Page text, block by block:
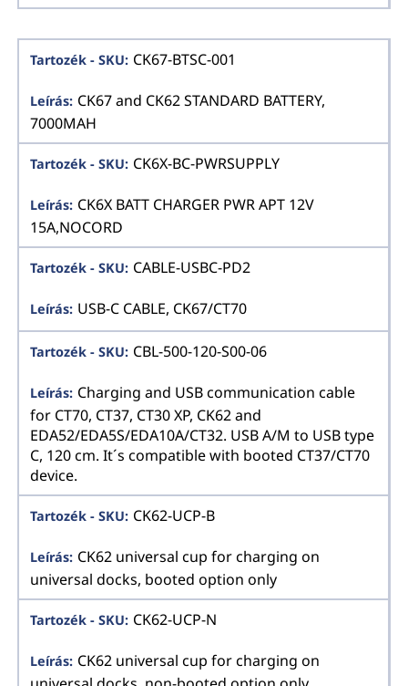
CK67-BTSC-001
CK67 and CK62 STANDARD BATTERY,
7000MAH
CK6X-BC-PWRSUPPLY
CK6X BATT CHARGER PWR APT 12V
15A,NOCORD
CABLE-USBC-PD2
USB-C CABLE, CK67/CT70
CBL-500-120-S00-06
Charging and USB communication cable
for CT70, CT37, CT30 XP, CK62 and
EDA52/EDA5S/EDA10A/CT32. USB A/M to USB type
C, 120 cm. It´s compatible with booted CT37/CT70
device.
CK62-UCP-B
CK62 universal cup for charging on
universal docks, booted option only
CK62-UCP-N
CK62 universal cup for charging on